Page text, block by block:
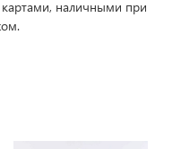
наличными при